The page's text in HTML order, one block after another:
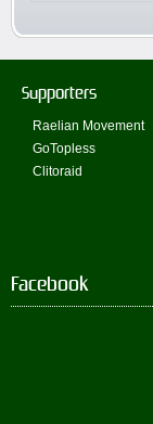
Supporters
Raelian Movement
GoTopless
Clitoraid
Facebook